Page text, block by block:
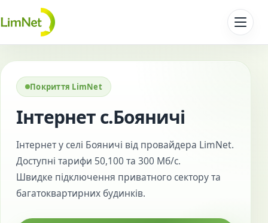
Перейти до контенту
Покриття LimNet
Інтернет с.Бояничі
Інтернет у селі Бояничі від провайдера LimNet.
Доступні тарифи 50,100 та 300 Мб/с.
Швидке підключення приватного сектору та
багатоквартирних будинків.